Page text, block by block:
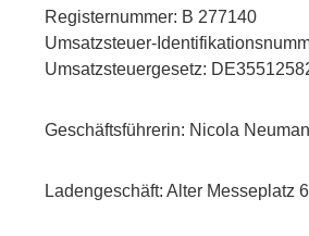
Registernummer: B 277140
Umsatzsteuer-
Umsatzsteuergesetz:
Geschäftsführerin: Nicola
Ladengeschäft: Alter Messeplatz